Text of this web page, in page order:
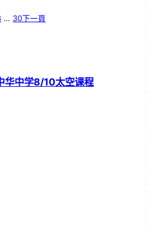
… 30下一頁
华中学8/10太空课程